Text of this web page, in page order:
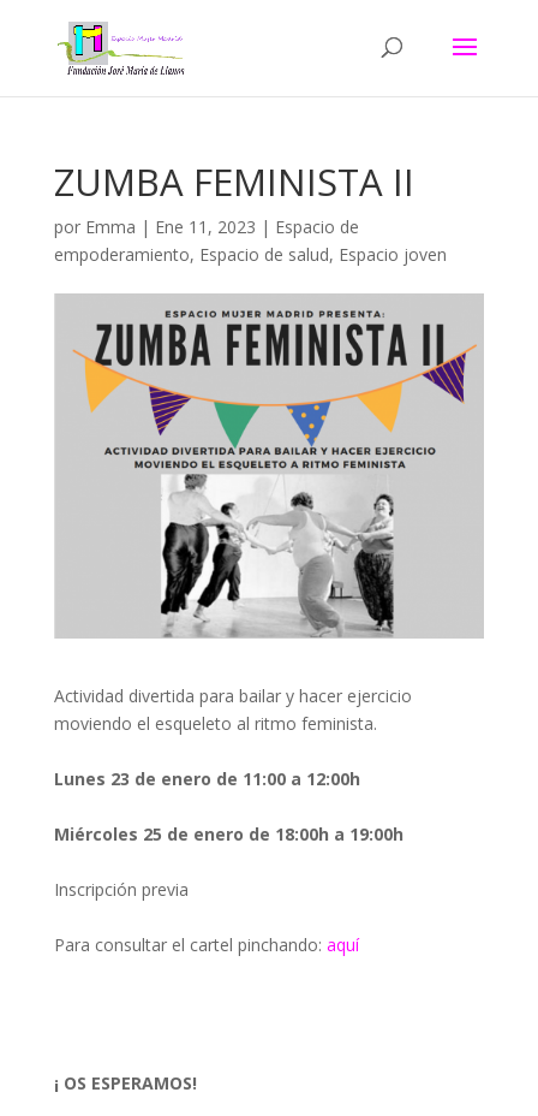
ZUMBA FEMINISTA II
por Emma | Ene 11, 2023 | Espacio de
empoderamiento, Espacio de salud, Espacio joven
Actividad divertida para bailar y hacer ejercicio
moviendo el esqueleto al ritmo feminista.
Lunes 23 de enero de 11:00 a 12:00h
Miércoles 25 de enero de 18:00h a 19:00h
Inscripción previa
Para consultar el cartel pinchando: aquí
¡ OS ESPERAMOS!